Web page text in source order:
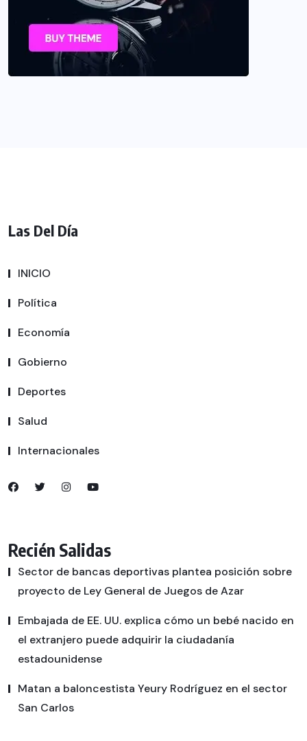
Las Del Día
INICIO
Política
Economía
Gobierno
Deportes
Salud
Internacionales
Recién Salidas
Sector de bancas deportivas plantea posición sobre
proyecto de Ley General de Juegos de Azar
Embajada de EE. UU. explica cómo un bebé nacido en
el extranjero puede adquirir la ciudadanía
estadounidense
Matan a baloncestista Yeury Rodríguez en el sector
San Carlos